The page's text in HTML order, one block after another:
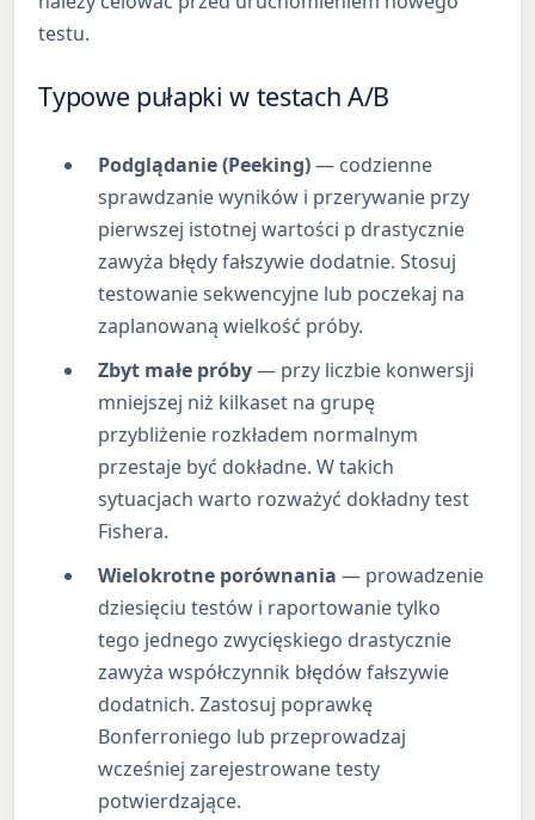
testu.
Typowe pułapki w testach A/B
Podglądanie (Peeking)— codzienne
sprawdzanie wyników i przerywanie przy
pierwszej istotnej wartości p drastycznie
zawyża błędy fałszywie dodatnie. Stosuj
testowanie sekwencyjne lub poczekaj na
zaplanowaną wielkość próby.
Zbyt małe próby— przy liczbie konwersji
mniejszej niż kilkaset na grupę
przybliżenie rozkładem normalnym
przestaje być dokładne. W takich
sytuacjach warto rozważyć dokładny test
Fishera.
Wielokrotne porównania — prowadzenie
dziesięciu testów i raportowanie tylko
tego jednego zwycięskiego drastycznie
zawyża współczynnik błędów fałszywie
dodatnich. Zastosuj poprawkę
Bonferroniego lub przeprowadzaj
wcześniej zarejestrowane testy
potwierdzające.